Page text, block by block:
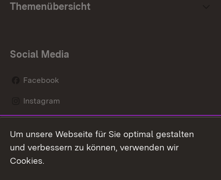
Themenübersicht
Social Media
Facebook
Instagram
Mastodon
Youtube
Um unsere Webseite für Sie optimal gestalten
und verbessern zu können, verwenden wir
Cookies.